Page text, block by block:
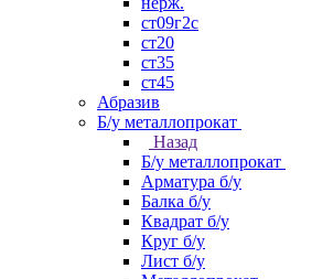
ст09г2с
ст20
ст35
ст45
Абразив
Б/у металлопрокат
Назад
Б/у металлопрокат
Арматура б/у
Балка б/у
Квадрат б/у
Круг б/у
Лист б/у